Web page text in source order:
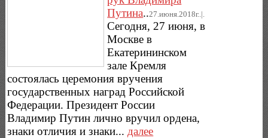
Путина..27.июня.2018г..|.
Сегодня, 27 июня, в
Москве в
Екатерининском
зале Кремля
состоялась церемония вручения
государственных наград Российской
Федерации. Президент России
Владимир Путин лично вручил ордена,
знаки отличия и знаки... далее